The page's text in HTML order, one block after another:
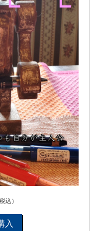
税込）
入